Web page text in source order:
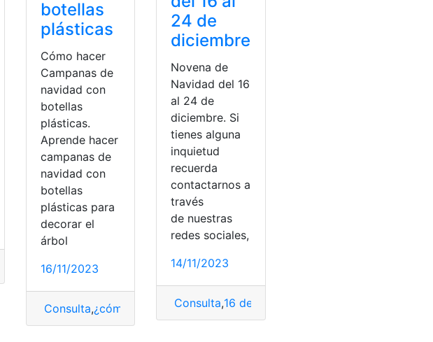
Navidad,Recibir
botellas
plásticas
Cómo hacer
Campanas de
navidad con
botellas
plásticas.
Aprende hacer
campanas de
navidad con
botellas
plásticas para
decorar el
árbol
16/11/2023
Consulta,¿cómo lo hago?,Navidad
24 de
diciembre
Novena de
Navidad del 16
al 24 de
diciembre. Si
tienes alguna
inquietud
recuerda
contactarnos a
través
de nuestras
redes sociales,
14/11/2023
Consulta,16 de diciembre